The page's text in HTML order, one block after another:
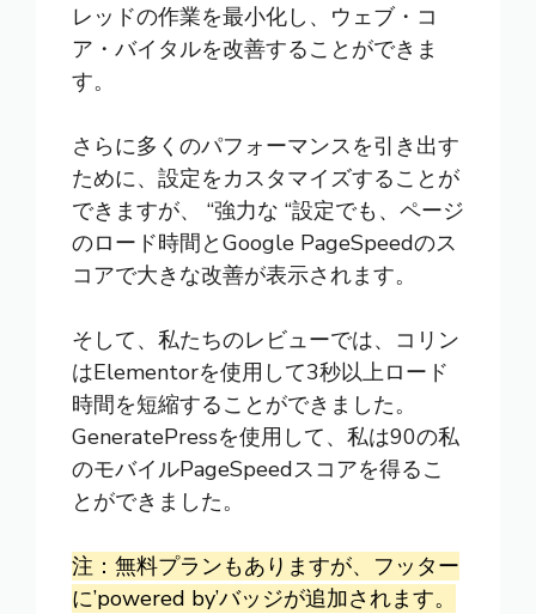
レッドの作業を最小化し、ウェブ・コ
ア・バイタルを改善することができま
す。
さらに多くのパフォーマンスを引き出す
ために、設定をカスタマイズすることが
できますが、 “強力な “設定でも、ページ
のロード時間とGoogle PageSpeedのス
コアで大きな改善が表示されます。
そして、私たちのレビューでは、コリン
はElementorを使用して3秒以上ロード
時間を短縮することができました。
GeneratePressを使用して、私は90の私
のモバイルPageSpeedスコアを得るこ
とができました。
注：無料プランもありますが、フッター
に’powered by’バッジが追加されます。